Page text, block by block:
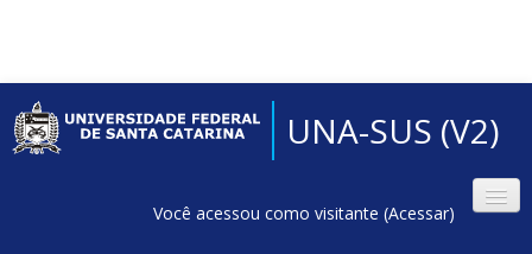
UNA-SUS (V2)
Você acessou como visitante (Acessar)